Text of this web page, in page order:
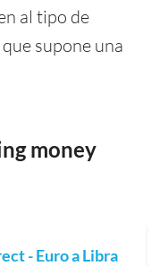
al tipo de
supone una
money
- Euro a Libra